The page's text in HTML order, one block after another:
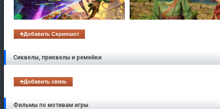
➕Добавить Скриншот
Сиквелы, приквелы и ремейки
➕Добавить связь
Фильмы по мотивам игры